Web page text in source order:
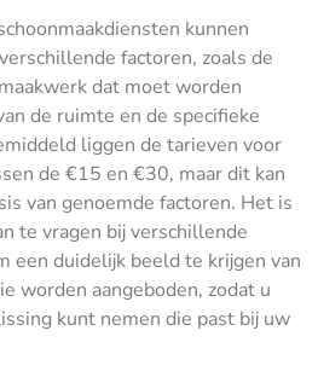
kunnen
factoren, zoals de
dat moet worden
de ruimte en de specifieke
liggen de tarieven voor
de €15 en €30, maar dit kan
van genoemde factoren. Het is
te vragen bij verschillende
een duidelijk beeld te krijgen van
worden aangeboden, zodat u
kunt nemen die past bij uw